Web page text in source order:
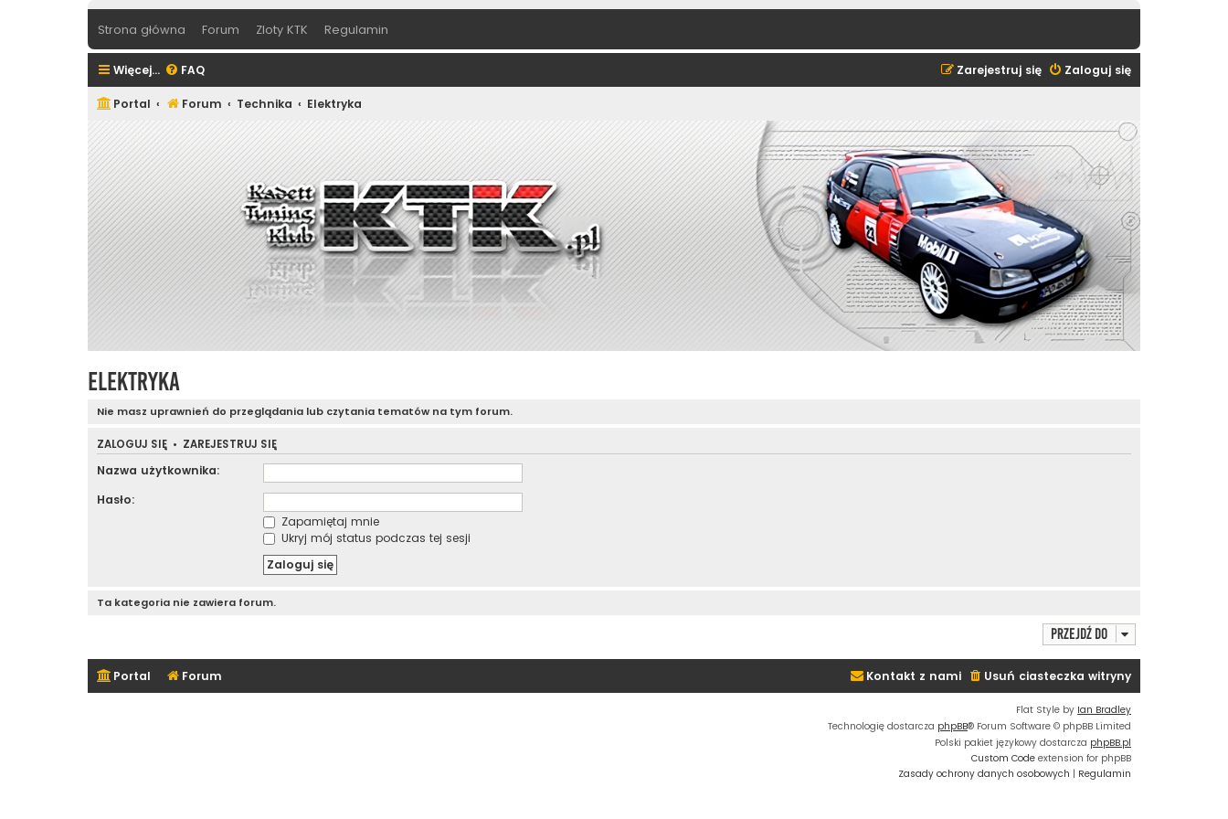
Strona główna Forum Zloty KTK Regulamin
Więcej… FAQ Zaloguj się
Zarejestruj się
Portal Forum Technika Elektryka
Elektryka
Nie masz uprawnień do przeglądania lub czytania tematów na tym forum.
ZALOGUJ SIĘ • ZAREJESTRUJ SIĘ
Nazwa użytkownika:
Hasło:
Zapamiętaj mnie
Ukryj mój status podczas tej sesji
Ta kategoria nie zawiera forum.
Przejdź do
Portal Forum Usuń ciasteczka witryny
Kontakt z nami
Flat Style by Ian Bradley
Technologię dostarcza phpBB® Forum Software © phpBB Limited
Polski pakiet językowy dostarcza phpBB.pl
Custom Code extension for phpBB
Zasady ochrony danych osobowych | Regulamin